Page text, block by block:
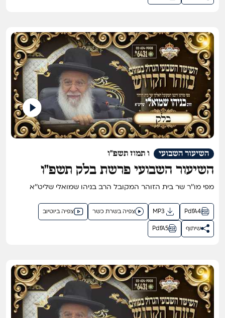
ו תמוז תשפ"ו השיעור השבועי
השיעור השבועי פרשת בלק תשפ"ו
מפי מו''ר שר בית הזוהר המקובל הרב בניהו שמואלי שליט''א
צפיה ביוטיוב צפיה בשרת כשר MP3 PdfA4
PdfA5 שיתוף